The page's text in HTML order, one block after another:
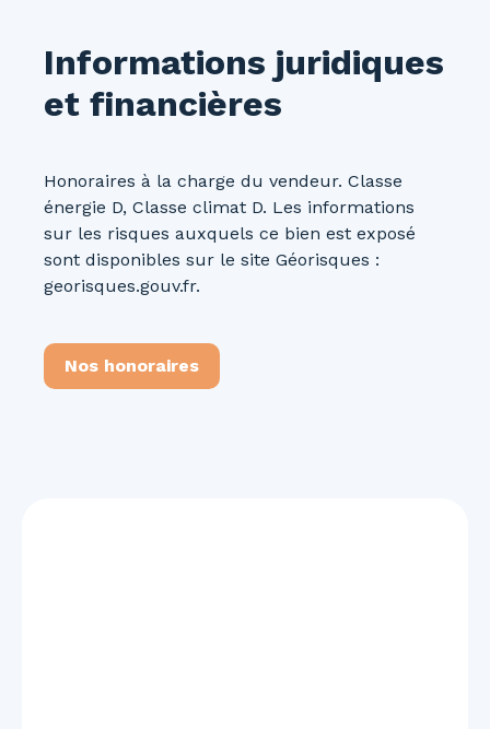
Informations juridiques
et financières
Honoraires à la charge du vendeur. Classe
énergie D, Classe climat D. Les informations
sur les risques auxquels ce bien est exposé
sont disponibles sur le site Géorisques :
georisques.gouv.fr.
Nos honoraires